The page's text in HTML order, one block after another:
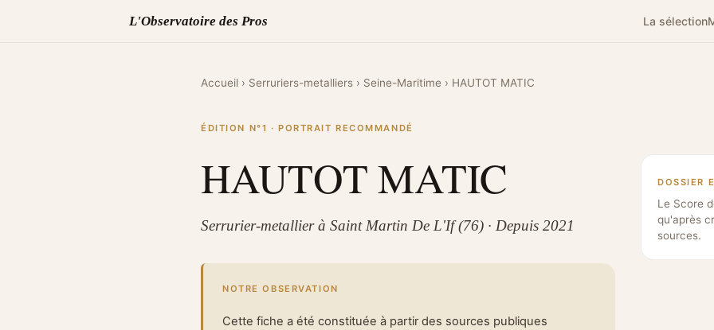
L'Observatoire des Pros La sélection
Accueil › Serruriers-metalliers › Seine-Maritime › HAUTOT MATIC
ÉDITION N°1 · PORTRAIT RECOMMANDÉ
HAUTOT MATIC
Serrurier-metallier à Saint Martin De L'If (76) · Depuis 2021
NOTRE OBSERVATION
Cette fiche a été constituée à partir des sources publiques
DOSSIER
Le Score
qu'après
sources.